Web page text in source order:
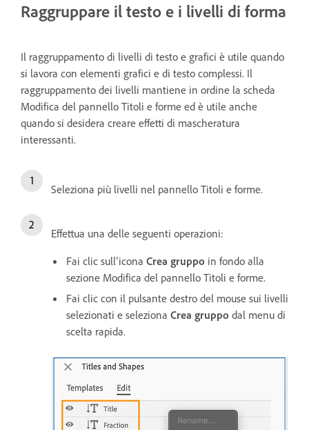
Raggruppare il testo e i livelli di forma
Il raggruppamento di livelli di testo e grafici è utile quando
si lavora con elementi grafici e di testo complessi. Il
raggruppamento dei livelli mantiene in ordine la scheda
Modifica del pannello Titoli e forme ed è utile anche
quando si desidera creare effetti di mascheratura
interessanti.
Seleziona più livelli nel pannello Titoli e forme.
Effettua una delle seguenti operazioni:
Fai clic sull’icona Crea gruppo in fondo alla
sezione Modifica del pannello Titoli e forme.
Fai clic con il pulsante destro del mouse sui livelli
selezionati e seleziona Crea gruppo dal menu di
scelta rapida.